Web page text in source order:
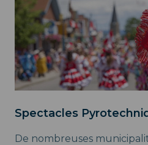
Spectacles
De nombreuses